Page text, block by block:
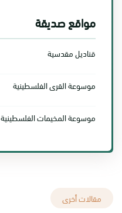
مواقع صديقة
قناديل مقدسية
موسوعة القرى الفلسطينية
موسوعة المخيمات الفلسطينية
مقالات أخرى